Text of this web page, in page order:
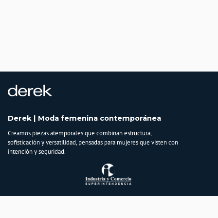
Derek | Moda femenina contemporánea
Creamos piezas atemporales que combinan estructura,
sofisticación y versatilidad, pensadas para mujeres que visten con
intención y seguridad.